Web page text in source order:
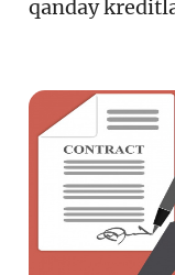
qanday